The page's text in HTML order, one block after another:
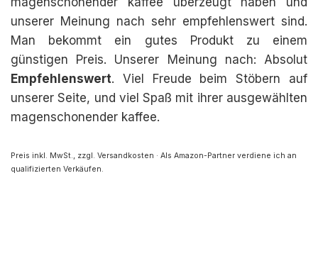
unserer Meinung nach sehr empfehlenswert sind.
Man bekommt ein gutes Produkt zu einem
günstigen Preis. Unserer Meinung nach: Absolut
Empfehlenswert. Viel Freude beim Stöbern auf
unserer Seite, und viel Spaß mit ihrer ausgewählten
magenschonender kaffee.
Preis inkl. MwSt., zzgl. Versandkosten · Als Amazon-Partner verdiene ich an
qualifizierten Verkäufen.